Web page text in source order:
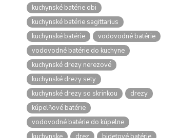
kuchynské batérie obi
kuchynské batérie sagittarius
kuchynské batérie
vodovodné batérie
vodovodné batérie do kuchyne
kuchynské drezy nerezové
kuchynské drezy sety
kuchynské drezy so skrinkou
drezy
kúpelňové batérie
vodovodné batérie do kúpelne